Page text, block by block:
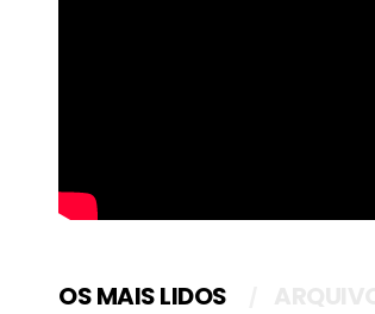
OS MAIS LIDOS